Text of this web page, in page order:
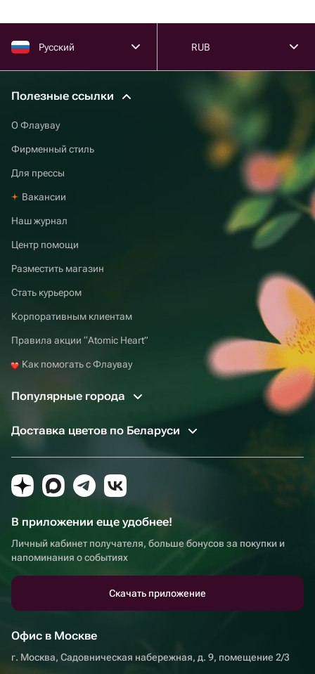
Русский RUB
Полезные ссылки
О Флаувау
Фирменный стиль
Для прессы
Вакансии
Наш журнал
Центр помощи
Разместить магазин
Стать курьером
Корпоративным клиентам
Правила акции “Atomic Heart”
Как помогать с Флаувау
Популярные города
Доставка цветов по Беларуси
В приложении еще удобнее!
Личный кабинет получателя, больше бонусов за покупки и
напоминания о событиях
Скачать приложение
Офис в Москве
г. Москва, Садовническая набережная, д. 9, помещение 2/3